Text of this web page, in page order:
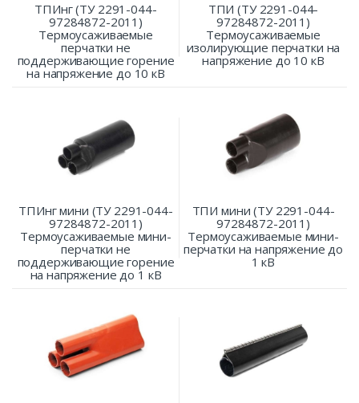
ТПИнг (ТУ 2291-044-
97284872-2011)
Термоусаживаемые
перчатки не
поддерживающие горение
на напряжение до 10 кВ
ТПИ (ТУ 2291-044-
97284872-2011)
Термоусаживаемые
изолирующие перчатки на
напряжение до 10 кВ
ТПИнг мини (ТУ 2291-044-
97284872-2011)
Термоусаживаемые мини-
перчатки не
поддерживающие горение
на напряжение до 1 кВ
ТПИ мини (ТУ 2291-044-
97284872-2011)
Термоусаживаемые мини-
перчатки на напряжение до
1 кВ